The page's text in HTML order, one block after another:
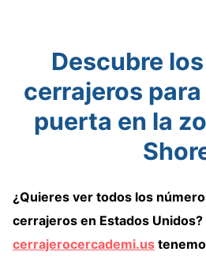
Descubre
cerrajeros
puerta en la
¿Quieres ver todos los
cerrajeros en Estados Unidos?
cerrajerocercademi.us